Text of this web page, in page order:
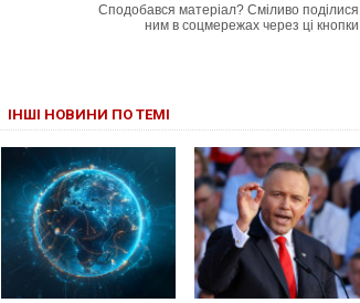
Сподобався матеріал? Сміливо поділися
ним в соцмережах через ці кнопки
ІНШІ НОВИНИ ПО ТЕМІ